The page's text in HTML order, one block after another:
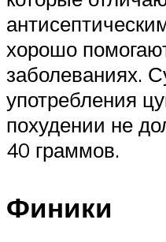
хорошо
заболеваниях.
употребления
похудении не
40 граммов.
Финики